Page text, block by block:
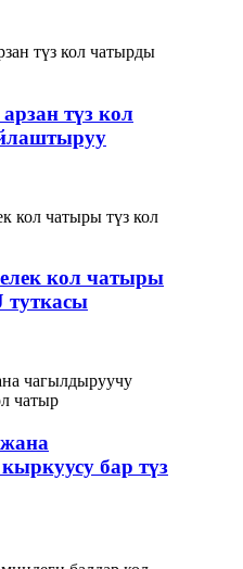
түз кол
кол чатыры
туткасы
бар түз